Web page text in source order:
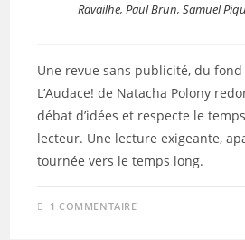
Ravailhe, Paul Brun, Samuel
Une revue sans publicité, du
L’Audace! de Natacha Polony
débat d’idées et respecte le
lecteur. Une lecture exigeante,
tournée vers le temps long.
1 COMMENTAIRE